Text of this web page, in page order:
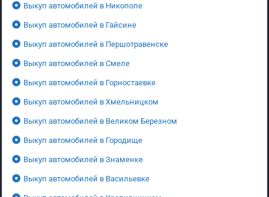
Выкуп автомобилей в Никополе
Выкуп автомобилей в Гайсине
Выкуп автомобилей в Першотравенске
Выкуп автомобилей в Смеле
Выкуп автомобилей в Горностаевке
Выкуп автомобилей в Хмельницком
Выкуп автомобилей в Великом Березном
Выкуп автомобилей в Городище
Выкуп автомобилей в Знаменке
Выкуп автомобилей в Васильевке